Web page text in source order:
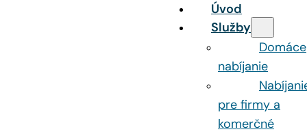
Úvod
Služby
Domáce
nabíjanie
pre firmy a
komerčné